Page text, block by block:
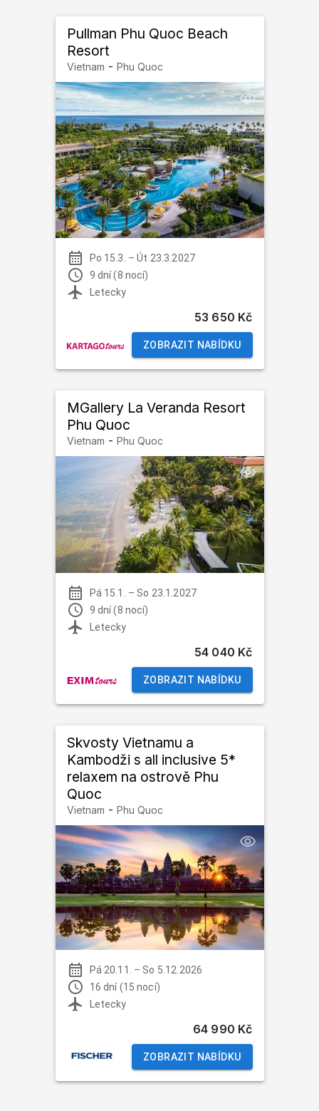
Pullman Phu Quoc Beach
Resort
Vietnam - Phu Quoc
Po 15.3. –Út 23.3.2027
9 dní (8 nocí)
Letecky
53 650 Kč
ZOBRAZIT NABÍDKU
MGallery La Veranda Resort
Phu Quoc
Vietnam - Phu Quoc
Pá 15.1. – So 23.1.2027
9 dní (8 nocí)
Letecky
54 040 Kč
ZOBRAZIT NABÍDKU
Skvosty Vietnamu a
Kambodži s all inclusive 5*
relaxem na ostrově Phu
Quoc
Vietnam - Phu Quoc
Pá 20.11. – So 5.12.2026
16 dní (15 nocí)
Letecky
64 990 Kč
ZOBRAZIT NABÍDKU